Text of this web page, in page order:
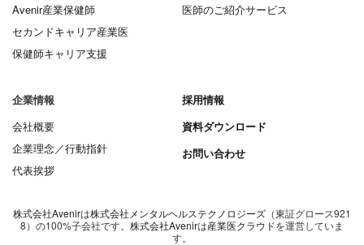
Avenir産業保健師
セカンドキャリア産業医
保健師キャリア支援
医師のご紹介サービス
企業情報
会社概要
企業理念／行動指針
代表挨拶
採用情報
資料ダウンロード
お問い合わせ
株式会社Avenirは株式会社メンタルヘルステクノロジーズ （東証グロース921
8）の100%子会社です。 株式会社Avenirは産業医クラウドを運営していま
す。